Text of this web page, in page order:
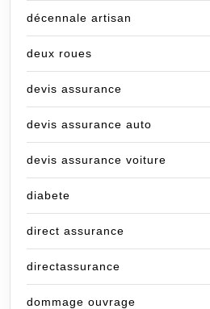
décennale artisan
deux roues
devis assurance
devis assurance auto
devis assurance voiture
diabete
direct assurance
directassurance
dommage ouvrage